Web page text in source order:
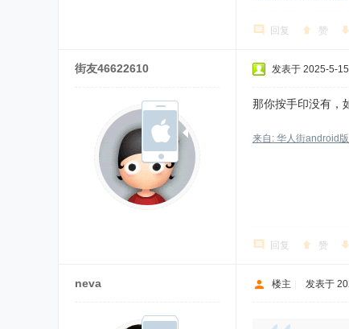
回复 赞
街友46622610 发表于 2025-5-
那你按手印没有，
来自: 华人街android版
回复 赞
neva 楼主 发表于